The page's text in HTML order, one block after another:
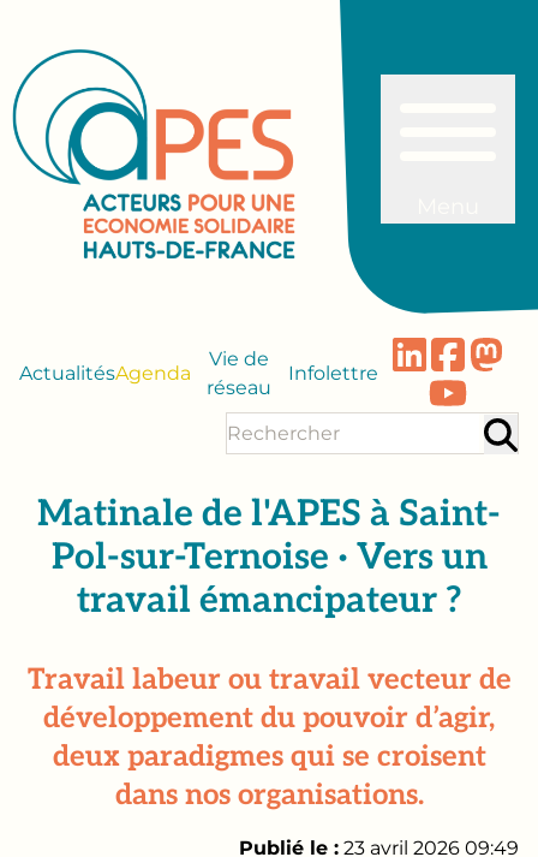
ActualitésAgenda
Vie de
réseau
Infolettre
Matinale de l'APES à Saint-
Pol-sur-Ternoise · Vers un
travail émancipateur ?
Travail labeur ou travail vecteur de
développement du pouvoir d’agir,
deux paradigmes qui se croisent
dans nos organisations.
Publié le : 23 avril 2026 09:49